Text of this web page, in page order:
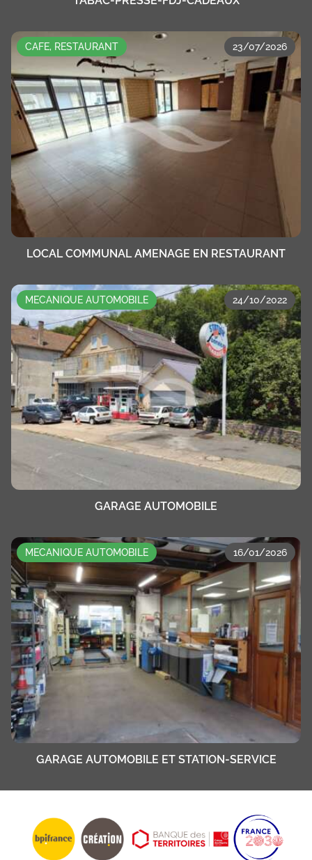
CAFE, RESTAURANT 23/07/2026
LOCAL COMMUNAL AMENAGE EN RESTAURANT
MECANIQUE AUTOMOBILE 24/10/2022
GARAGE AUTOMOBILE
MECANIQUE AUTOMOBILE 16/01/2026
GARAGE AUTOMOBILE ET STATION-SERVICE